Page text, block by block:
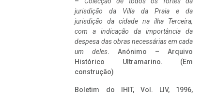
jurisdição da Villa da Praia e da
jurisdição da cidade na ilha Terceira,
com a indicação da importância da
despesa das obras necessárias em cada
um deles. Anónimo – Arquivo
Histórico Ultramarino. (Em
construção)
Boletim do IHIT, Vol. LIV, 1996,